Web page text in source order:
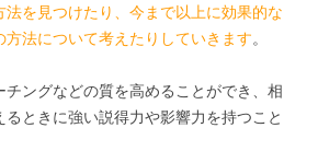
を見つけたり、今まで以上に効果的な
方法について考えたりしていきます。
チングなどの質を高めることができ、相
ときに強い説得力や影響力を持つこと